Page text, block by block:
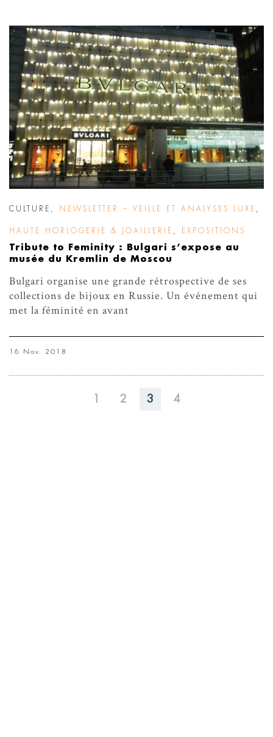
CULTURE NEWSLETTER – VEILLE ET ANALYSES LUXE
HAUTE HORLOGERIE & JOAILLERIE EXPOSITIONS
Tribute to Feminity : Bulgari s’expose au
musée du Kremlin de Moscou
Bulgari organise une grande rétrospective de ses
collections de bijoux en Russie. Un événement qui
met la féminité en avant
16 Nov. 2018
1 2 3 4